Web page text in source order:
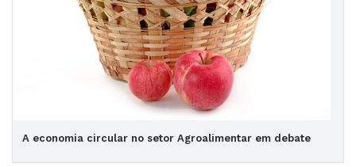
A economia circular no setor Agroalimentar em debate